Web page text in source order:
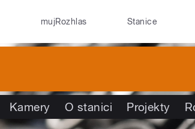
mujRozhlas Stanice
Kamery O stanici Projekty